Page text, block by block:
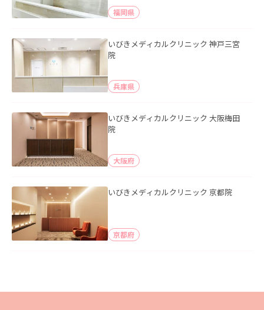
福岡県
いびきメディカルクリニック 神戸三宮
院
兵庫県
いびきメディカルクリニック 大阪梅田
院
大阪府
いびきメディカルクリニック 京都院
京都府